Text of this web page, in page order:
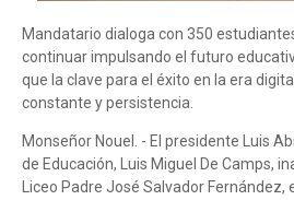
Mandatario dialoga con 350
continuar impulsando el futuro
que la clave para el éxito en la era
constante y persistencia.
Monseñor Nouel. - El presidente Luis
de Educación, Luis Miguel De Camps,
Liceo Padre José Salvador Fernández,